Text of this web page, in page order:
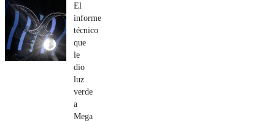
El
informe
técnico
que
le
dio
luz
verde
a
Mega